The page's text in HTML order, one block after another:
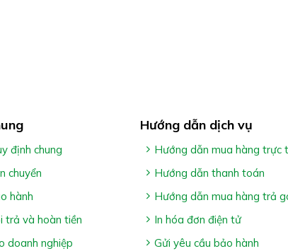
định chung
chuyển
hành
trả và hoàn tiền
doanh nghiệp
Hướng dẫn dịch vụ
Hướng dẫn mua hàng trực
Hướng dẫn thanh toán
Hướng dẫn mua hàng trả
In hóa đơn điện tử
Gửi yêu cầu bảo hành